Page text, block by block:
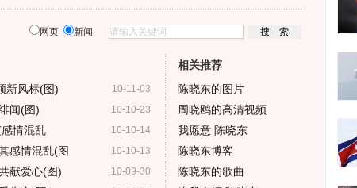
网页 新闻
10-11-03
新风标(图)
10-10-23
闻(图)
10-10-14
情混乱
10-10-13
感情混乱(图
10-09-30
献爱心(图)
相关推荐
陈晓东的图片
周晓鸥的高清视频
我愿意 陈晓东
陈晓东博客
陈晓东的歌曲